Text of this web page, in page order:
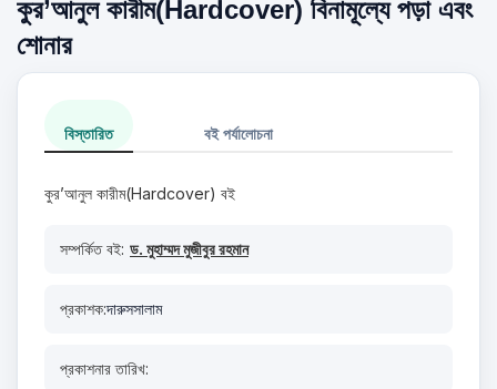
কুর’আনুল কারীম(Hardcover) বিনামূল্যে পড়া এবং
শোনার
বিস্তারিত বই পর্যালোচনা
কুর’আনুল কারীম(Hardcover) বই
সম্পর্কিত বই: ড. মুহাম্মদ মুজীবুর রহমান
প্রকাশক:দারুসসালাম
প্রকাশনার তারিখ: